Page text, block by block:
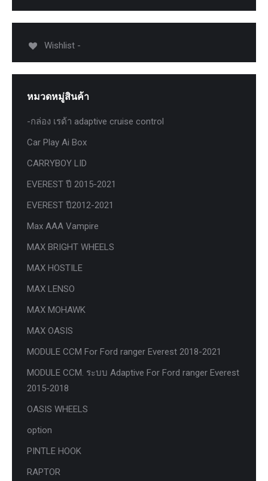
Wishlist -
หมวดหมู่สินค้า
-กล่อง เรด้า adaptive cruise control
Car Play Ai Box
CARRYBOY LID
EVEREST ปี 2015-2021
EVEREST ปี2012-2021
Max AAA Vampire
MAX BRIGHT WHEELS
MAX HOSTILE
MAX LENSO
MAX MOHAWK
MAX OASIS
MODULE CCM For Ford ranger Everest 2018-2021
MODULE CCM. ระบบ Adaptive For Ford ranger Everest
2015-2018
OASIS WHEELS
option
PINTLE HOOK
RAPTOR